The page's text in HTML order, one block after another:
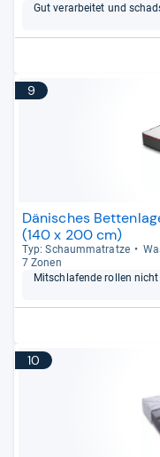
Gut ver­ar­bei­tet und
9
Dänisches
(140 x 200 cm)
Typ: Schaum­ma­tratze
7 Zonen
Mit­schla­fende rol­len
10